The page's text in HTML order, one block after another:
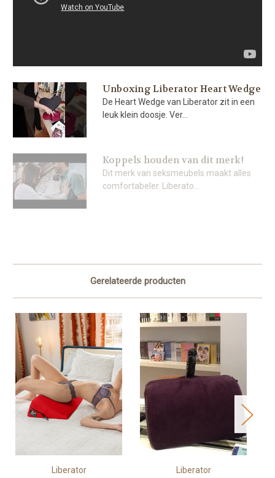
Unboxing Liberator Heart Wedge
De Heart Wedge van Liberator zit in een
leuk klein doosje. Ver...
Koppels houden van dit merk!
Dit merk van seksmeubels maakt alles
comfortabeler. Liberato...
Gerelateerde producten
Liberator Liberator